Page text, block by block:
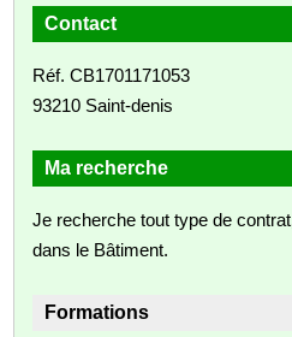
Contact
Réf. CB1701171053
93210 Saint-denis
Ma recherche
Je recherche tout type de
dans le Bâtiment.
Formations